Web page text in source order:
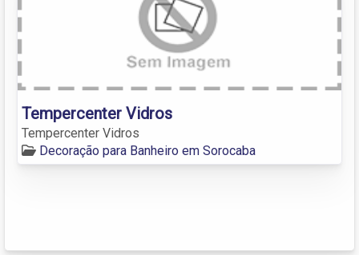
Tempercenter Vidros
Tempercenter Vidros
Decoração para Banheiro em Sorocaba